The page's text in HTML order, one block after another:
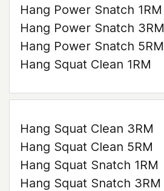
Hang Power Snatch 1RM
Hang Power Snatch 3RM
Hang Power Snatch 5RM
Hang Squat Clean 1RM
Hang Squat Clean 3RM
Hang Squat Clean 5RM
Hang Squat Snatch 1RM
Hang Squat Snatch 3RM